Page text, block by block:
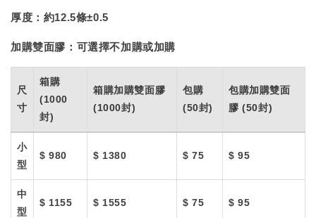
厚度： 約12.5條±0.5
加購雙面膠： 可選擇不加購或加購
尺
寸
箱購
(1000
封)
箱購加購雙面膠
(1000封)
包購
(50封)
包購加購雙面
膠 (50封)
小
型
$ 980 $ 1380 $ 75 $ 95
中
型
$ 1155 $ 1555 $ 75 $ 95